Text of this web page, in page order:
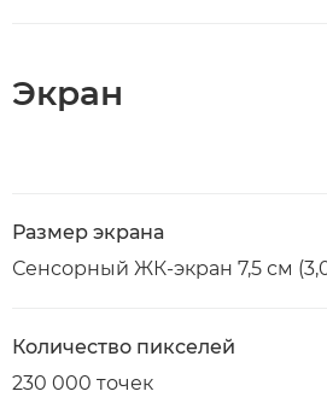
Экран
Размер экрана
Сенсорный ЖК-экран 7,5 см
Количество пикселей
230 000 точек